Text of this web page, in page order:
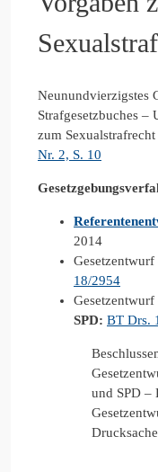
Neunundvierzigstes
Strafgesetzbuches –
zum
Nr. 2, S. 10
2014
Gesetzentwurf
18/2954
Gesetzentwurf
SPD: BT Drs.
und SPD –